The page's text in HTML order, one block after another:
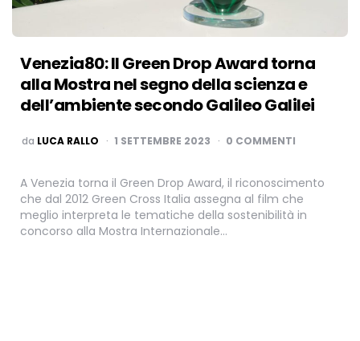
Venezia80: Il Green Drop Award torna
alla Mostra nel segno della scienza e
dell’ambiente secondo Galileo Galilei
PUBBLICATO
da LUCA RALLO 1 SETTEMBRE 2023 0 COMMENTI
A Venezia torna il Green Drop Award, il riconoscimento
che dal 2012 Green Cross Italia assegna al film che
meglio interpreta le tematiche della sostenibilità in
concorso alla Mostra Internazionale…